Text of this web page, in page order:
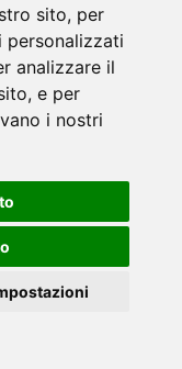
sito, per
analizzare il
e per
i nostri
con questi
con questi